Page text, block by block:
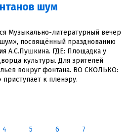
шум
Музыкально-литературный вечер
посвящённый празднованию
А.С.Пушкина. ГДЕ: Площадка у
культуры. Для зрителей
вокруг фонтана. ВО СКОЛЬКО:
к пленэру.
4 5 6 7